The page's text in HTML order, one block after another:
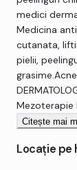
medici
Medicina
cutanata,
pielii,
Mezoterapie
Citește mai
Locație pe